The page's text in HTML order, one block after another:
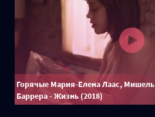
Горячые Мария-Елена Лаас,
Баррера - Жизнь (2018)